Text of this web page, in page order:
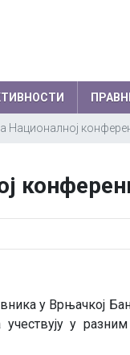
Секретар
Помоћник
Професори
по годинама
олимпијадама
на осталим
Националној
у Врњачкој
у